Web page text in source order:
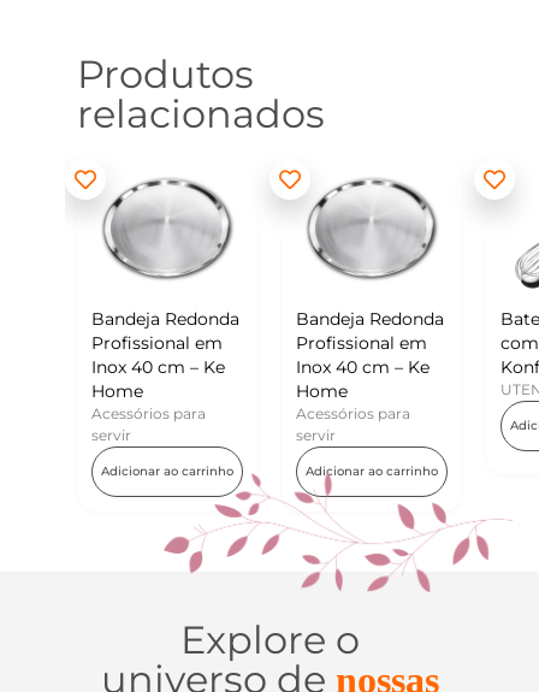
Produtos
relacionados
Redonda
em
cm – Ke
ao carrinho
Bandeja Redonda
Profissional em
Inox 40 cm – Ke
Acessórios para
Adicionar ao carrinho
Batedor de Ovos
com Raspador –
Konfektt
Adicionar ao carrinho
Explore o
universo de nossas